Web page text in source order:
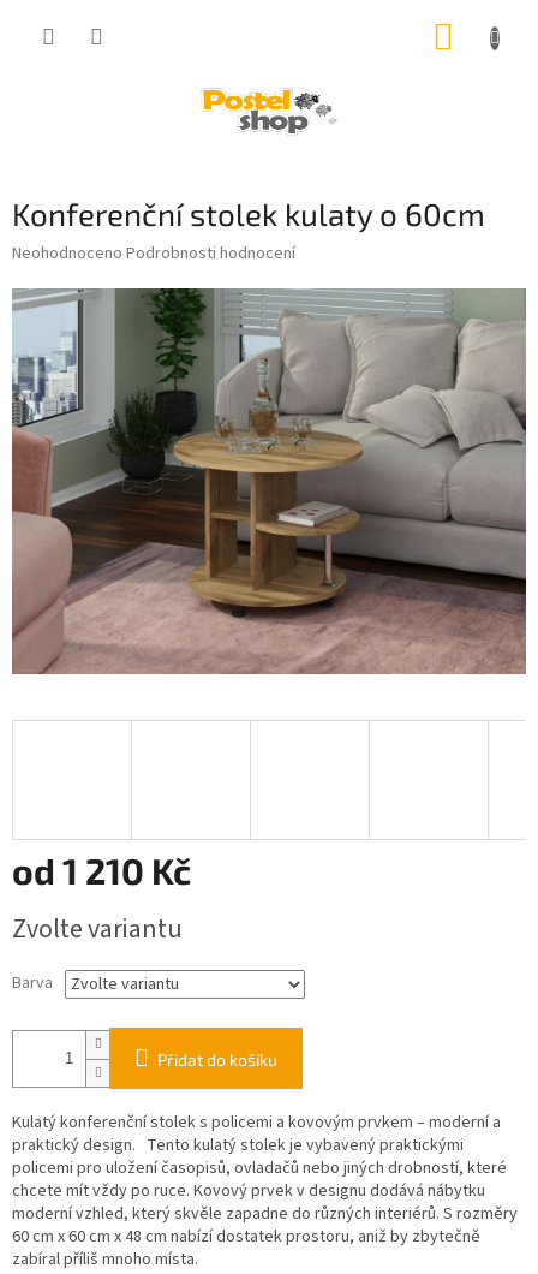
Konferenční stolek kulaty o 60cm
Průměrné
produktu
z
5
hvězdiček.
Neohodnoceno Podrobnosti hodnocení
od 1 210 Kč
cena:
Zvolte variantu
Barva
Přidat do košíku
Kulatý konferenční stolek s policemi a kovovým prvkem – moderní a
praktický design. Tento kulatý stolek je vybavený praktickými
policemi pro uložení časopisů, ovladačů nebo jiných drobností, které
chcete mít vždy po ruce. Kovový prvek v designu dodává nábytku
moderní vzhled, který skvěle zapadne do různých interiérů. S rozměry
60 cm x 60 cm x 48 cm nabízí dostatek prostoru, aniž by zbytečně
zabíral příliš mnoho místa.